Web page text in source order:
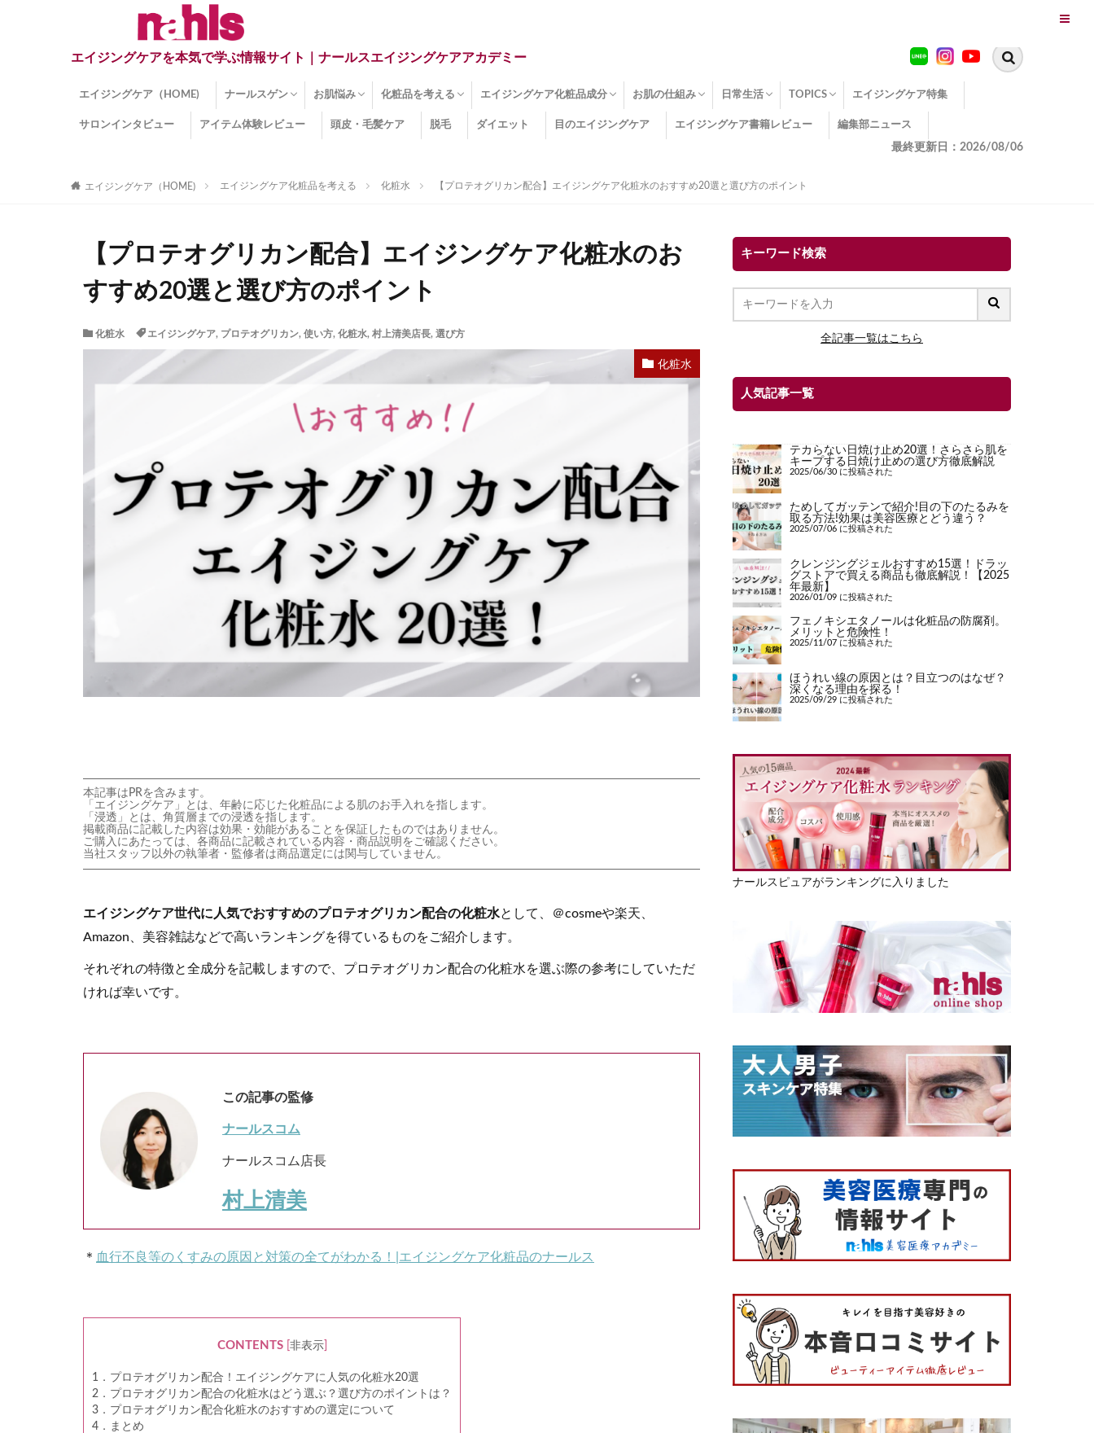
エイジングケアを本気で学ぶ情報サイト｜ナールスエイジングケアアカデミー
エイジングケア（HOME) ナールスゲン
ナールスゲンとは？
ナールスゲン関連成分
お肌悩み
インナードライ肌
くすみ
目の下のクマ
しみ
しわ
顔・頭皮のたるみ
ほうれい線
毛穴
手荒れ
乾燥肌
敏感肌
紫外線ダメージ
薄毛
その他のお肌悩み
化粧品を考える
エイジングケア化粧品
化粧水
美容液
保湿クリーム
酵素洗顔
ハンドクリーム
フェイスマスク
ほうれい線化粧品
コラーゲン化粧品
メイク化粧品
洗顔・クレンジング
オールインワン化粧品
その他の化粧品
エイジングケア化粧品成分
エイジングケア化粧品(成分)
セラミド
ネオダーミル
プロテオグリカン
ビタミンC誘導体
コラーゲン
その他の化粧品成分
お肌の仕組み
エイジング
ターンオーバー
皮下組織
表皮
真皮
表皮常在菌
女性ホルモン
その他
日常生活
糖化
便秘
TOPICS
エイジングケア TOPICS
コラーゲンサプリの効果
エイジングケアクイズ
季節別のエイジングケア
幸福とエイジングケア
温活でアンチエイジング
イオン導入
エイジングケア3つのポイント
エイジングケアセミナー
エイジングケアトピックス
動画でみるエイジングケア
エイジングケア特集
サロンインタビュー アイテム体験レビュー 頭皮・毛髪ケア 脱毛 ダイエット 目のエイジングケア エイジングケア書籍レビュー 編集部ニュース
最終更新日：2026/08/06
エイジングケア（HOME) エイジングケア化粧品を考える 化粧水 【プロテオグリカン配合】エイジングケア化粧水のおすすめ20選と選び方のポイント
【プロテオグリカン配合】エイジングケア化粧水のお
すすめ20選と選び方のポイント
化粧水 エイジングケア, プロテオグリカン, 使い方, 化粧水, 村上清美店長, 選び方
化粧水
本記事はPRを含みます。
「エイジングケア」とは、年齢に応じた化粧品による肌のお手入れを指します。
「浸透」とは、角質層までの浸透を指します。
掲載商品に記載した内容は効果・効能があることを保証したものではありません。
ご購入にあたっては、各商品に記載されている内容・商品説明をご確認ください。
当社スタッフ以外の執筆者・監修者は商品選定には関与していません。
エイジングケア世代に人気でおすすめのプロテオグリカン配合の化粧水として、＠cosmeや楽天、
Amazon、美容雑誌などで高いランキングを得ているものをご紹介します。
それぞれの特徴と全成分を記載しますので、プロテオグリカン配合の化粧水を選ぶ際の参考にしていただ
ければ幸いです。
この記事の監修
ナールスコム
ナールスコム店長
村上清美
＊ 血行不良等のくすみの原因と対策の全てがわかる！|エイジングケア化粧品のナールス
CONTENTS 非表示]
1．プロテオグリカン配合！エイジングケアに人気の化粧水20選
2．プロテオグリカン配合の化粧水はどう選ぶ？選び方のポイントは？
3．プロテオグリカン配合化粧水のおすすめの選定について
4．まとめ
キーワード検索
全記事一覧はこちら
人気記事一覧
テカらない日焼け止め20選！さらさら肌を
キープする日焼け止めの選び方徹底解説
2025/06/30 に投稿された
ためしてガッテンで紹介!目の下のたるみを
取る方法!効果は美容医療とどう違う？
2025/07/06 に投稿された
クレンジングジェルおすすめ15選！ドラッ
グストアで買える商品も徹底解説！【2025
年最新】
2026/01/09 に投稿された
フェノキシエタノールは化粧品の防腐剤。
メリットと危険性！
2025/11/07 に投稿された
ほうれい線の原因とは？目立つのはなぜ？
深くなる理由を探る！
2025/09/29 に投稿された
ナールスピュアがランキングに入りました